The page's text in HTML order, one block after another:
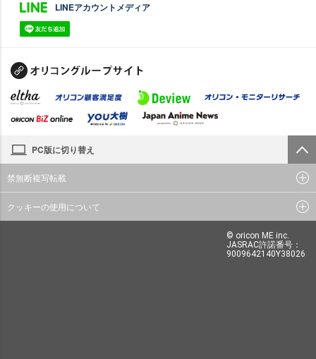
LINEアカウントメディア
PC版に切り替え
禁無断複写転載
クッキーの使用について
© oricon ME inc.
JASRAC許諾番号：
9009642140Y38026